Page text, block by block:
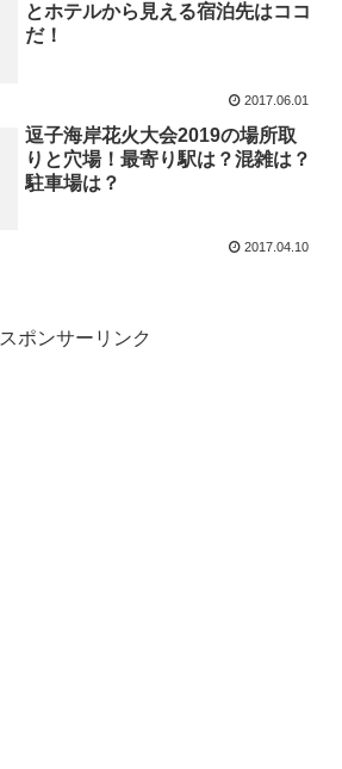
とホテルから見える宿泊先はココ
だ！
2017.06.01
逗子海岸花火大会2019の場所取
りと穴場！最寄り駅は？混雑は？
駐車場は？
2017.04.10
スポンサーリンク